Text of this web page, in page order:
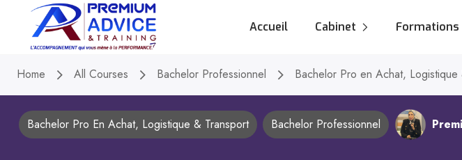
Accueil Cabinet Formations
Home All Courses Bachelor Professionnel Bachelor Pro en Achat, Logistique
Bachelor Pro En Achat, Logistique & Transport Bachelor Professionnel